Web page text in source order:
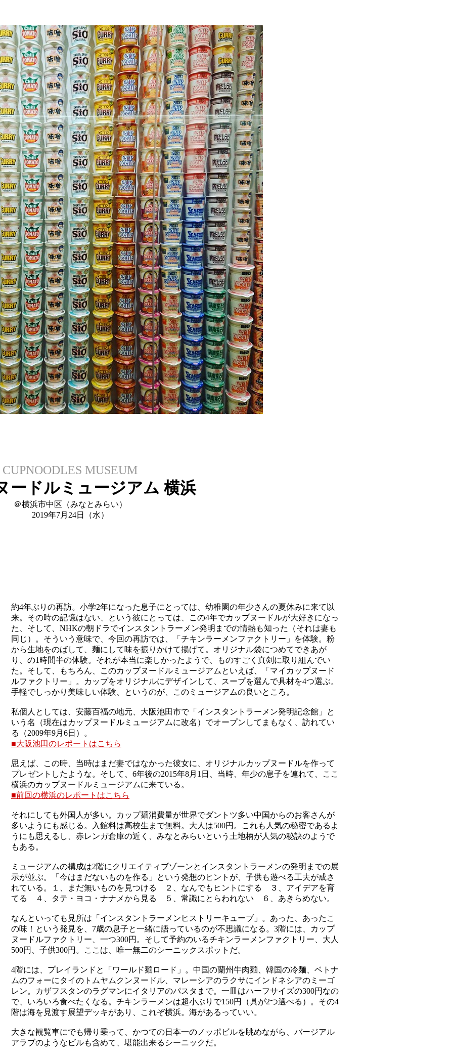
CUPNOODLES MUSEUM
ードルミュージアム 横浜
＠横浜市中区（みなとみらい）
2019年7月24日（水）
約4年ぶりの再訪。小学2年になった息子にとっては、幼稚園の年少さんの夏休みに来て以
来。その時の記憶はない、という彼にとっては、この4年でカップヌードルが大好きになっ
た、そして、NHKの朝ドラでインスタントラーメン発明までの情熱も知った（それは妻も
同じ）。そういう意味で、今回の再訪では、「チキンラーメンファクトリー」を体験。粉
から生地をのばして、麺にして味を振りかけて揚げて。オリジナル袋につめてできあが
り、の1時間半の体験。それが本当に楽しかったようで、ものすごく真剣に取り組んでい
た。そして、もちろん、このカップヌードルミュージアムといえば、「マイカップヌード
ルファクトリー」。カップをオリジナルにデザインして、スープを選んで具材を4つ選ぶ。
手軽でしっかり美味しい体験、というのが、このミュージアムの良いところ。
私個人としては、安藤百福の地元、大阪池田市で「インスタントラーメン発明記念館」と
いう名（現在はカップヌードルミュージアムに改名）でオープンしてまもなく、訪れてい
る（2009年9月6日）。
■大阪池田のレポートはこちら
思えば、この時、当時はまだ妻ではなかった彼女に、オリジナルカップヌードルを作って
プレゼントしたような。そして、6年後の2015年8月1日、当時、年少の息子を連れて、ここ
横浜のカップヌードルミュージアムに来ている。
■前回の横浜のレポートはこちら
それにしても外国人が多い。カップ麺消費量が世界でダントツ多い中国からのお客さんが
多いようにも感じる。入館料は高校生まで無料。大人は500円。これも人気の秘密であるよ
うにも思えるし、赤レンガ倉庫の近く、みなとみらいという土地柄が人気の秘訣のようで
もある。
ミュージアムの構成は2階にクリエイティブゾーンとインスタントラーメンの発明までの展
示が並ぶ。「今はまだないものを作る」という発想のヒントが、子供も遊べる工夫が成さ
れている。１、まだ無いものを見つける ２、なんでもヒントにする ３、アイデアを育
てる ４、タテ・ヨコ・ナナメから見る ５、常識にとらわれない ６、あきらめない。
なんといっても見所は「インスタントラーメンヒストリーキューブ」。あった、あったこ
の味！という発見を、7歳の息子と一緒に語っているのが不思議になる。3階には、カップ
ヌードルファクトリー、一つ300円。そして予約のいるチキンラーメンファクトリー、大人
500円、子供300円。ここは、唯一無二のシーニックスポットだ。
4階には、プレイランドと「ワールド麺ロード」。中国の蘭州牛肉麺、韓国の冷麺、ベトナ
ムのフォーにタイのトムヤムクンヌードル、マレーシアのラクサにインドネシアのミーゴ
レン。カザフスタンのラグマンにイタリアのパスタまで。一皿はハーフサイズの300円なの
で、いろいろ食べたくなる。チキンラーメンは超小ぶりで150円（具が2つ選べる）。その4
階は海を見渡す展望デッキがあり、これぞ横浜。海があるっていい。
大きな観覧車にでも帰り乗って、かつての日本一のノッポビルを眺めながら、バージアル
アラブのようなビルも含めて、堪能出来るシーニックだ。